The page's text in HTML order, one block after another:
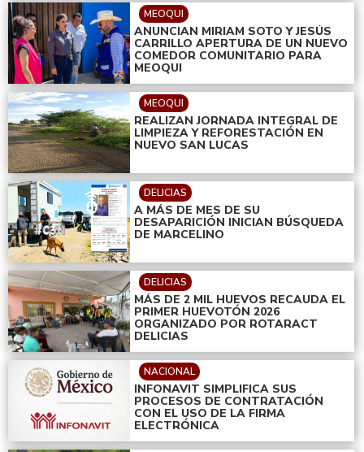
MEOQUI
ANUNCIAN MIRIAM SOTO Y JESÚS
CARRILLO APERTURA DE UN NUEVO
COMEDOR COMUNITARIO PARA
MEOQUI
MEOQUI
REALIZAN JORNADA INTEGRAL DE
LIMPIEZA Y REFORESTACIÓN EN
NUEVO SAN LUCAS
DELICIAS
A MÁS DE MES DE SU
DESAPARICIÓN INICIAN BÚSQUEDA
DE MARCELINO
DELICIAS
MÁS DE 2 MIL HUEVOS RECAUDA EL
PRIMER HUEVOTÓN 2026
ORGANIZADO POR ROTARACT
DELICIAS
NACIONAL
INFONAVIT SIMPLIFICA SUS
PROCESOS DE CONTRATACIÓN
CON EL USO DE LA FIRMA
ELECTRÓNICA